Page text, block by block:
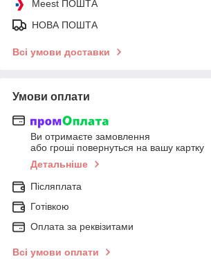
Meest ПОШТА
НОВА ПОШТА
Всі умови доставки
Умови оплати
Ви отримаєте замовлення
або гроші повернуться на вашу картку
Детальніше
Післяплата
Готівкою
Оплата за реквізитами
Всі умови оплати